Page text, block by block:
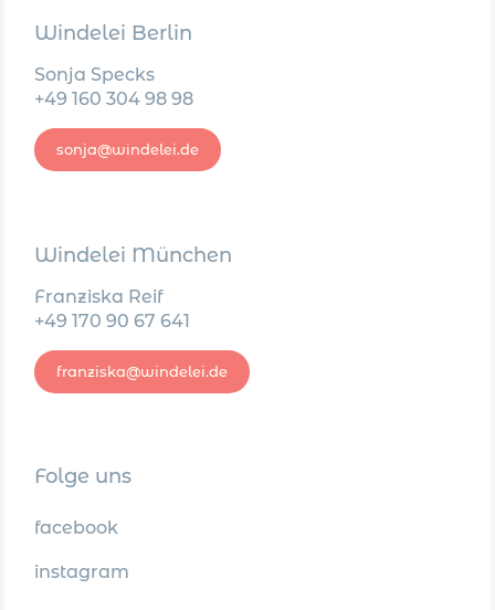
Windelei Berlin
Sonja Specks
+49 160 304 98 98
sonja@windelei.de
Windelei München
Franziska Reif
+49 170 90 67 641
franziska@windelei.de
Folge uns
facebook
instagram